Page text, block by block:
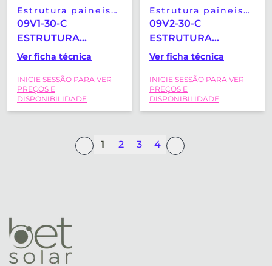
Estrutura paineis
solares
09V1-30-C
ESTRUTURA
SOBREELEVADA
SUNFER
(2279X1150MM)
Ver ficha técnica
INICIE SESSÃO PARA VER
PREÇOS E
DISPONIBILIDADE
Estrutura paineis
solares
09V2-30-C
ESTRUTURA
SOBREELEVADA
SUNFER
(2279X1150MM)
Ver ficha técnica
INICIE SESSÃO PARA VER
PREÇOS E
DISPONIBILIDADE
1 2 3 4